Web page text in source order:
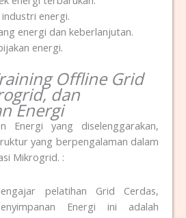
energi.
energi dan keberlanjutan.
energi.
Offline Grid
dan
Energi
Energi yang diselenggarakan,
yang berpengalaman dalam
Mikrogrid. :
pelatihan Grid Cerdas,
Energi ini adalah